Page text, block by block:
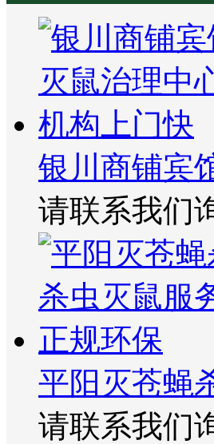
银川商铺宾
请联系我们
平阳灭苍蝇
请联系我们